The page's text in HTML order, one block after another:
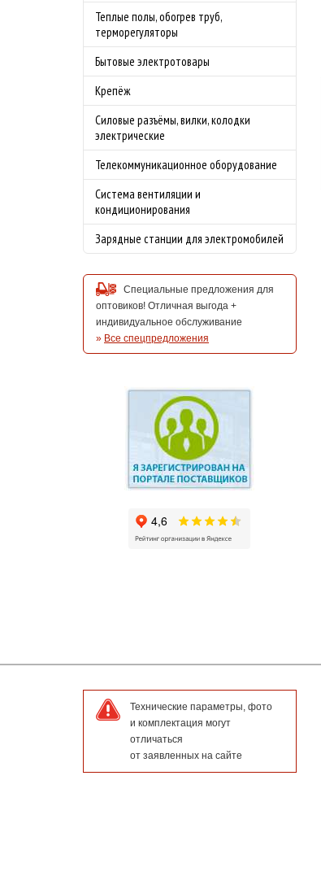
Теплые полы, обогрев труб,
терморегуляторы
Бытовые электротовары
Крепёж
Силовые разъёмы, вилки, колодки
электрические
Телекоммуникационное оборудование
Система вентиляции и
кондиционирования
Зарядные станции для электромобилей
Специальные предложения для
оптовиков! Отличная выгода +
индивидуальное обслуживание
» Все спецпредложения
Технические параметры, фото
и комплектация могут
отличаться
от заявленных на сайте